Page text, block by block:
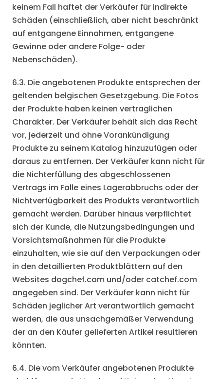
keinem Fall haftet der Verkäufer für indirekte
Schäden (einschließlich, aber nicht beschränkt
auf entgangene Einnahmen, entgangene
Gewinne oder andere Folge- oder
Nebenschäden).
6.3. Die angebotenen Produkte entsprechen der
geltenden belgischen Gesetzgebung. Die Fotos
der Produkte haben keinen vertraglichen
Charakter. Der Verkäufer behält sich das Recht
vor, jederzeit und ohne Vorankündigung
Produkte zu seinem Katalog hinzuzufügen oder
daraus zu entfernen. Der Verkäufer kann nicht für
die Nichterfüllung des abgeschlossenen
Vertrags im Falle eines Lagerabbruchs oder der
Nichtverfügbarkeit des Produkts verantwortlich
gemacht werden. Darüber hinaus verpflichtet
sich der Kunde, die Nutzungsbedingungen und
Vorsichtsmaßnahmen für die Produkte
einzuhalten, wie sie auf den Verpackungen oder
in den detaillierten Produktblättern auf den
Websites dogchef.com und/oder catchef.com
angegeben sind. Der Verkäufer kann nicht für
Schäden jeglicher Art verantwortlich gemacht
werden, die aus unsachgemäßer Verwendung
der an den Käufer gelieferten Artikel resultieren
könnten.
6.4. Die vom Verkäufer angebotenen Produkte